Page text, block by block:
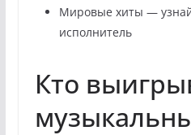
Мировые хиты —
исполнитель
Кто